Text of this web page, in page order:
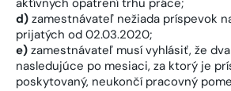
aktívnych opatrení trhu práce;
d) zamestnávateľ nežiada príspevok
prijatých od 02.03.2020;
e) zamestnávateľ musí vyhlásiť, že
nasledujúce po mesiaci, za ktorý je
poskytovaný, neukončí pracovný